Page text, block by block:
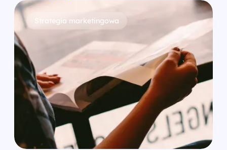
Strategia marketingowa